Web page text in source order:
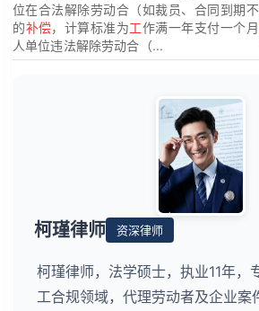
位在合法解除劳动合（如裁员、合同到期
的补偿，计算标准为工作满一年支付一个月
人单位违法解除劳动合（...
柯瑾律师 资深律师
柯瑾律师，法学硕士，执业11年，
工合规领域，代理劳动者及企业案